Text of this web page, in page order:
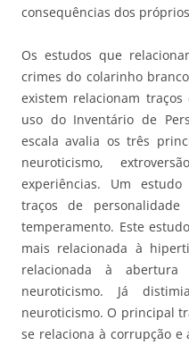
consequências dos
Os estudos que
crimes do colarinho
existem relacionam
uso do Inventário de
escala avalia os três
neuroticismo,
experiências. Um
traços de
temperamento. Este
mais relacionada à
relacionada à
neuroticismo. Já
neuroticismo. O principal
se relaciona à corrupção